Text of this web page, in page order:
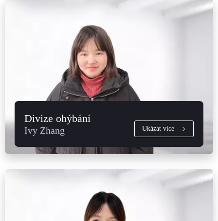
Divize ohýbání
Ivy Zhang Ukázat více